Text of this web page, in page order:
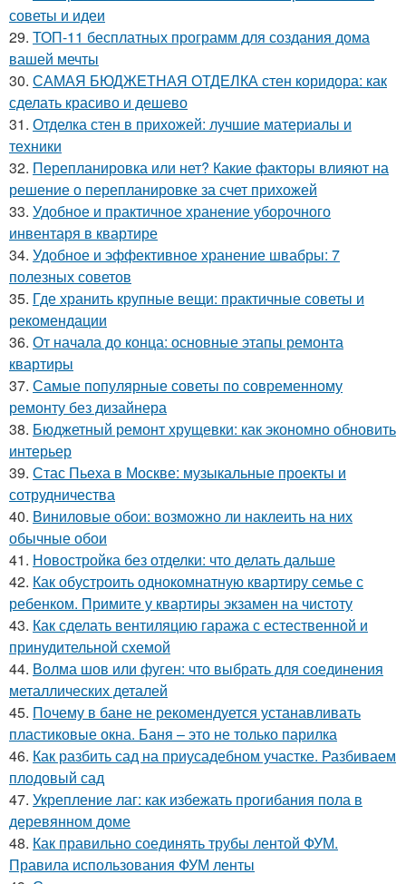
советы и идеи
29. ТОП-11 бесплатных программ для создания дома
вашей мечты
30. САМАЯ БЮДЖЕТНАЯ ОТДЕЛКА стен коридора: как
сделать красиво и дешево
31. Отделка стен в прихожей: лучшие материалы и
техники
32. Перепланировка или нет? Какие факторы влияют на
решение о перепланировке за счет прихожей
33. Удобное и практичное хранение уборочного
инвентаря в квартире
34. Удобное и эффективное хранение швабры: 7
полезных советов
35. Где хранить крупные вещи: практичные советы и
рекомендации
36. От начала до конца: основные этапы ремонта
квартиры
37. Самые популярные советы по современному
ремонту без дизайнера
38. Бюджетный ремонт хрущевки: как экономно обновить
интерьер
39. Стас Пьеха в Москве: музыкальные проекты и
сотрудничества
40. Виниловые обои: возможно ли наклеить на них
обычные обои
41. Новостройка без отделки: что делать дальше
42. Как обустроить однокомнатную квартиру семье с
ребенком. Примите у квартиры экзамен на чистоту
43. Как сделать вентиляцию гаража с естественной и
принудительной схемой
44. Волма шов или фуген: что выбрать для соединения
металлических деталей
45. Почему в бане не рекомендуется устанавливать
пластиковые окна. Баня – это не только парилка
46. Как разбить сад на приусадебном участке. Разбиваем
плодовый сад
47. Укрепление лаг: как избежать прогибания пола в
деревянном доме
48. Как правильно соединять трубы лентой ФУМ.
Правила использования ФУМ ленты